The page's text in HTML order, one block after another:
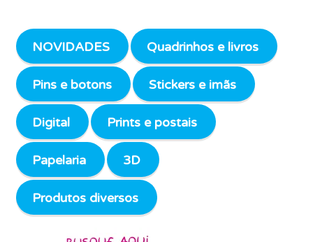
NOVIDADES Quadrinhos e livros
Pins e botons Stickers e imãs
Digital Prints e postais
Papelaria 3D
Produtos diversos